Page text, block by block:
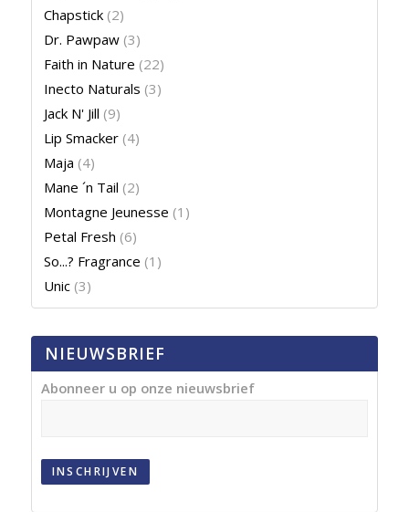
Chapstick (2)
Dr. Pawpaw (3)
Faith in Nature (22)
Inecto Naturals (3)
Jack N' Jill (9)
Lip Smacker (4)
Maja (4)
Mane ´n Tail (2)
Montagne Jeunesse (1)
Petal Fresh (6)
So...? Fragrance (1)
Unic (3)
NIEUWSBRIEF
Abonneer u op onze nieuwsbrief
INSCHRIJVEN